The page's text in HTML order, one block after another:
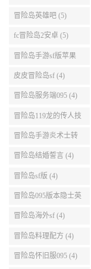
势 (5)
冒险岛英雄吧 (5)
fc冒险岛2安卓 (5)
冒险岛手游sf版苹果
(5)
皮皮冒险岛sf (4)
冒险岛服务端095 (4)
冒险岛119龙的传人技
能加点 (4)
冒险岛手游炎术士转
职 (4)
冒险岛结婚誓言 (4)
冒险岛sf版 (4)
冒险岛095版本隐士英
雄后期玩哪个好 (4)
冒险岛海外sf (4)
冒险岛料理配方 (4)
冒险岛怀旧服095 (4)